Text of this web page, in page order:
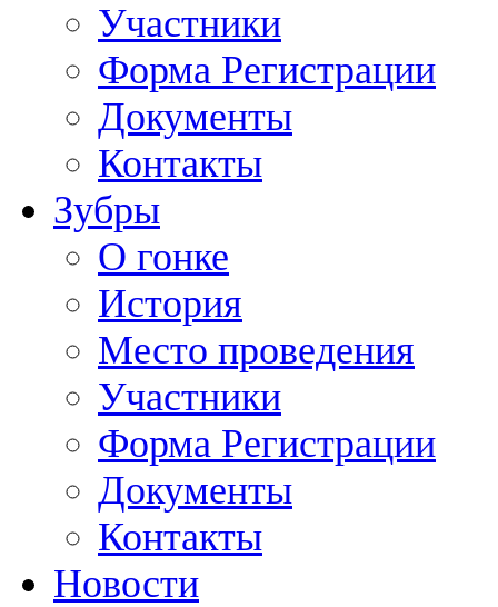
Участники
Форма Регистрации
Документы
Контакты
Зубры
О гонке
История
Место проведения
Участники
Форма Регистрации
Документы
Контакты
Новости